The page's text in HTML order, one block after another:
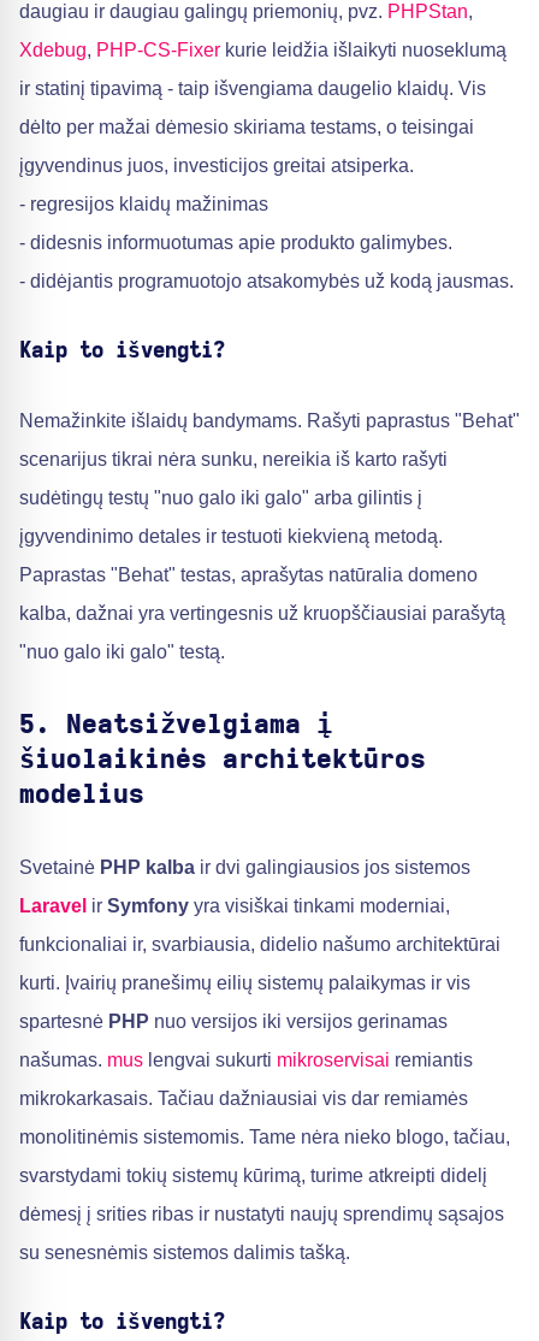
daugiau ir daugiau galingų priemonių, pvz. PHPStan,
Xdebug, PHP-CS-Fixer kurie leidžia išlaikyti nuoseklumą
ir statinį tipavimą - taip išvengiama daugelio klaidų. Vis
dėlto per mažai dėmesio skiriama testams, o teisingai
įgyvendinus juos, investicijos greitai atsiperka.
- regresijos klaidų mažinimas
- didesnis informuotumas apie produkto galimybes.
- didėjantis programuotojo atsakomybės už kodą jausmas.
Kaip to išvengti?
Nemažinkite išlaidų bandymams. Rašyti paprastus "Behat"
scenarijus tikrai nėra sunku, nereikia iš karto rašyti
sudėtingų testų "nuo galo iki galo" arba gilintis į
įgyvendinimo detales ir testuoti kiekvieną metodą.
Paprastas "Behat" testas, aprašytas natūralia domeno
kalba, dažnai yra vertingesnis už kruopščiausiai parašytą
"nuo galo iki galo" testą.
5. Neatsižvelgiama į
šiuolaikinės architektūros
modelius
Svetainė PHP kalba ir dvi galingiausios jos sistemos
Laravel ir Symfony yra visiškai tinkami moderniai,
funkcionaliai ir, svarbiausia, didelio našumo architektūrai
kurti. Įvairių pranešimų eilių sistemų palaikymas ir vis
spartesnė PHP nuo versijos iki versijos gerinamas
našumas. mus lengvai sukurti mikroservisai remiantis
mikrokarkasais. Tačiau dažniausiai vis dar remiamės
monolitinėmis sistemomis. Tame nėra nieko blogo, tačiau,
svarstydami tokių sistemų kūrimą, turime atkreipti didelį
dėmesį į srities ribas ir nustatyti naujų sprendimų sąsajos
su senesnėmis sistemos dalimis tašką.
Kaip to išvengti?